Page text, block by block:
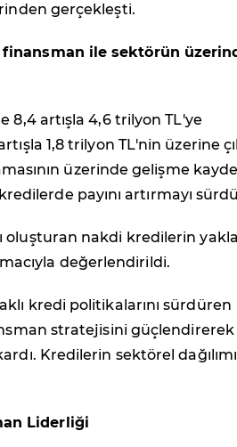
gerçekleşti.
finansman ile sektörün
8,4 artışla 4,6 trilyon TL'ye
1,8 trilyon TL'nin üzerine
üzerinde gelişme
payını artırmayı
oluşturan nakdi kredilerin
değerlendirildi.
kredi politikalarını sürdüren
stratejisini güçlendirerek
Kredilerin sektörel
Liderliği